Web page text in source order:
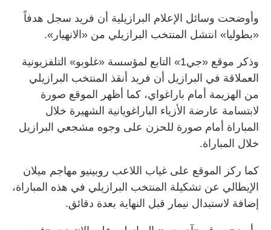
وأوضحت وسائل الإعلام البرازيلية أن فريد سجل هدفاً
«بطوليا» انتشل المنتخب البرازيلي من «الانهيار».
وذكر موقع «جي1» التابع لمؤسسة «غلوبو» التلفزيونية
العملاقة في البرازيل أن فريد أنقذ المنتخب البرازيلي
من الهزيمة أمام باراغواي، كما أظهر الموقع صورة
لابتسامة عارضة الأزياء الباراغويانية الشهيرة خلال
المباراة أمام صورة للحزن على وجوه مشجعي البرازيل
خلال المباراة.
كما ركز الموقع على غياب اللاعب روبينيو مهاجم ميلان
الإيطالي عن تشكيلة المنتخب البرازيلي في هذه المباراة،
إضافة لاستبدال نيمار قبل النهاية بعدة دقائق.